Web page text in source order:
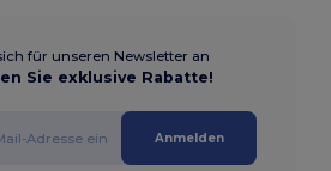
für unseren Newsletter an
Sie exklusive Rabatte!
Anmelden